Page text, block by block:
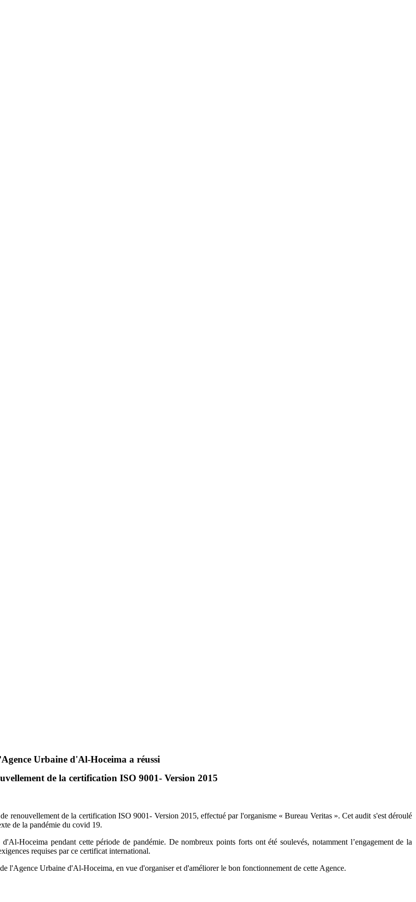
Urbaine d'Al-Hoceima a réussi
de la certification ISO 9001- Version 2015
renouvellement de la certification ISO 9001- Version 2015, effectué par l'organisme « Bureau Veritas ». Cet audit s'est déroulé
de la pandémie du covid 19.
Hoceima pendant cette période de pandémie. De nombreux points forts ont été soulevés, notamment l’engagement de la
requises par ce certificat international.
l'Agence Urbaine d'Al-Hoceima, en vue d'organiser et d'améliorer le bon fonctionnement de cette Agence.